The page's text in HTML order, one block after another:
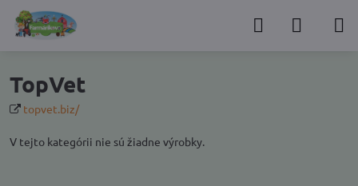
TopVet
topvet.biz/
V tejto kategórii nie sú žiadne výrobky.